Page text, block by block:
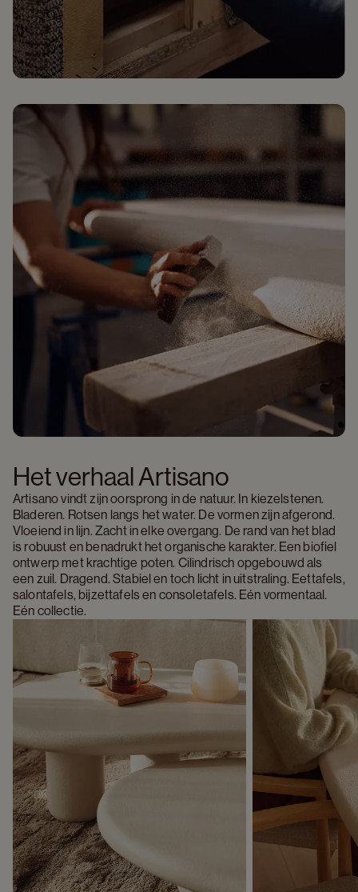
Het verhaal Artisano
Artisano vindt zijn oorsprong in de natuur. In kiezelstenen.
Bladeren. Rotsen langs het water. De vormen zijn afgerond.
Vloeiend in lijn. Zacht in elke overgang. De rand van het blad
is robuust en benadrukt het organische karakter. Een biofiel
ontwerp met krachtige poten. Cilindrisch opgebouwd als
een zuil. Dragend. Stabiel en toch licht in uitstraling. Eettafels,
salontafels, bijzettafels en consoletafels. Eén vormentaal.
Eén collectie.